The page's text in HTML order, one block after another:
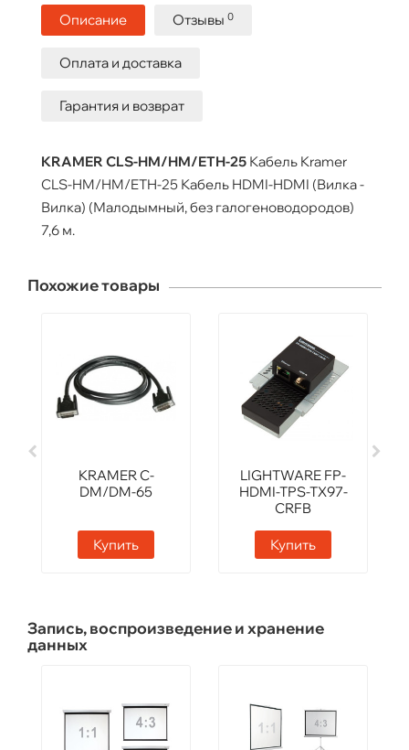
Описание Отзывы 0
Оплата и доставка
Гарантия и возврат
KRAMER CLS-HM/HM/ETH-25 Кабель Kramer
CLS-HM/HM/ETH-25 Кабель HDMI-HDMI (Вилка -
Вилка) (Малодымный, без галогеноводородов)
7,6 м.
Похожие товары
KRAMER C-
DM/DM-65
Купить
LIGHTWARE FP-
HDMI-TPS-TX97-
CRFB
Купить
Запись, воспроизведение и хранение
данных